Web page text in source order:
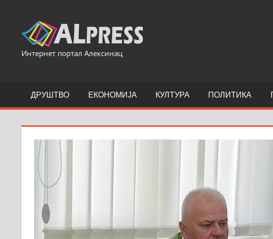
content
Интернет портал Алексинац
ДРУШТВО ЕКОНОМИЈА КУЛТУРА ПОЛИТИКА